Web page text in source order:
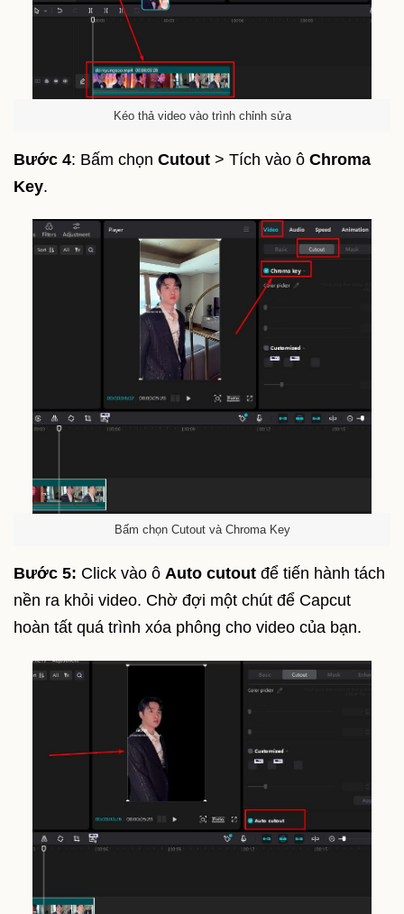
Kéo thả video vào trình chỉnh sửa
Bước 4: Bấm chọn Cutout > Tích vào ô Chroma
Key.
Bấm chọn Cutout và Chroma Key
Bước 5: Click vào ô Auto cutout để tiến hành tách
nền ra khỏi video. Chờ đợi một chút để Capcut
hoàn tất quá trình xóa phông cho video của bạn.